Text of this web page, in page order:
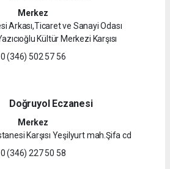
Merkez
Arkası,Ticaret ve Sanayi Odası
Kültür Merkezi Karşısı
0 (346) 502 57 56
Doğruyol Eczanesi
Merkez
Karşısı Yeşilyurt mah.Şifa cd
0 (346) 227 50 58